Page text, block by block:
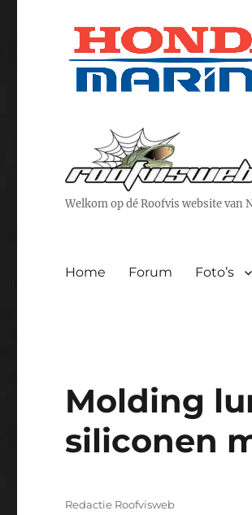
Welkom op dé Roofvis website van
Home Forum Foto’s
Molding
siliconen
Auteur
Redactie Roofvisweb